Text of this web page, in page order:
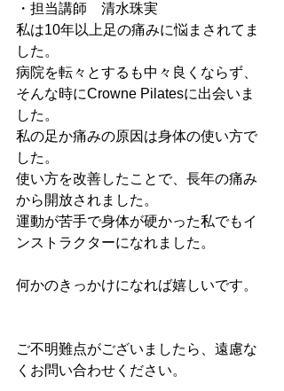
・担当講師　清水珠実
私は10年以上足の痛みに悩まされてま
した。
病院を転々とするも中々良くならず、
そんな時にCrowne Pilatesに出会いま
した。
私の足か痛みの原因は身体の使い方で
した。
使い方を改善したことで、長年の痛み
から開放されました。
運動が苦手で身体が硬かった私でもイ
ンストラクターになれました。
何かのきっかけになれば嬉しいです。
ご不明難点がございましたら、遠慮な
くお問い合わせください。